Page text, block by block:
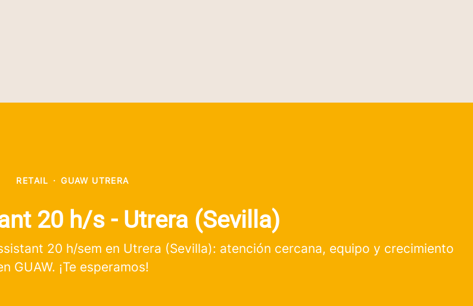
RETAIL · GUAW UTRERA
20 h/s - Utrera (Sevilla)
20 h/sem en Utrera (Sevilla): atención cercana, equipo y crecimiento
GUAW. ¡Te esperamos!